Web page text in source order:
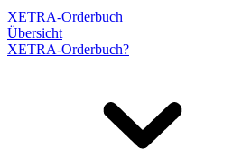
XETRA-Orderbuch
Übersicht
XETRA-Orderbuch?